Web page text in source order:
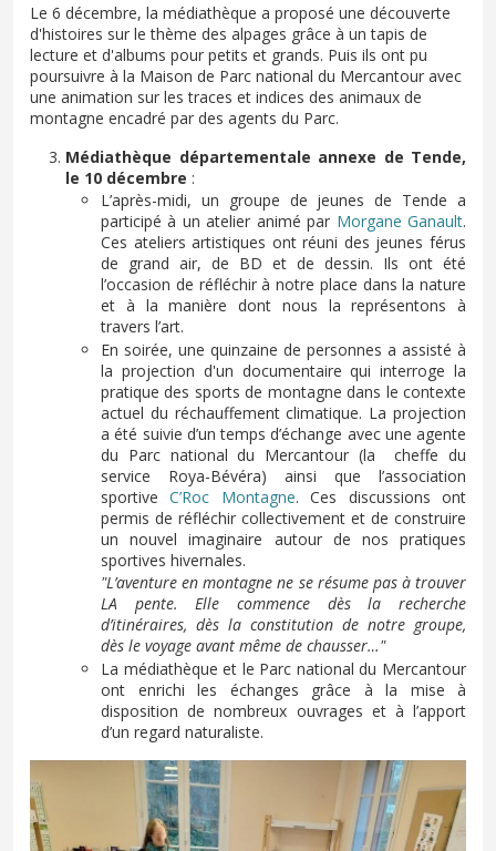
Le 6 décembre, la médiathèque a proposé une découverte
d'histoires sur le thème des alpages grâce à un tapis de
lecture et d'albums pour petits et grands. Puis ils ont pu
poursuivre à la Maison de Parc national du Mercantour avec
une animation sur les traces et indices des animaux de
montagne encadré par des agents du Parc.
Médiathèque départementale annexe de Tende,
le 10 décembre :
L’après-midi, un groupe de jeunes de Tende a
participé à un atelier animé par Morgane Ganault.
Ces ateliers artistiques ont réuni des jeunes férus
de grand air, de BD et de dessin. Ils ont été
l’occasion de réfléchir à notre place dans la nature
et à la manière dont nous la représentons à
travers l’art.
En soirée, une quinzaine de personnes a assisté à
la projection d'un documentaire qui interroge la
pratique des sports de montagne dans le contexte
actuel du réchauffement climatique. La projection
a été suivie d’un temps d’échange avec une agente
du Parc national du Mercantour (la cheffe du
service Roya-Bévéra) ainsi que l’association
sportiveC’Roc Montagne. Ces discussions ont
permis de réfléchir collectivement et de construire
un nouvel imaginaire autour de nos pratiques
sportives hivernales.
"L’aventure en montagne ne se résume pas à trouver
LA pente. Elle commence dès la recherche
d’itinéraires, dès la constitution de notre groupe,
dès le voyage avant même de chausser…"
La médiathèque et le Parc national du Mercantour
ont enrichi les échanges grâce à la mise à
disposition de nombreux ouvrages et à l’apport
d’un regard naturaliste.